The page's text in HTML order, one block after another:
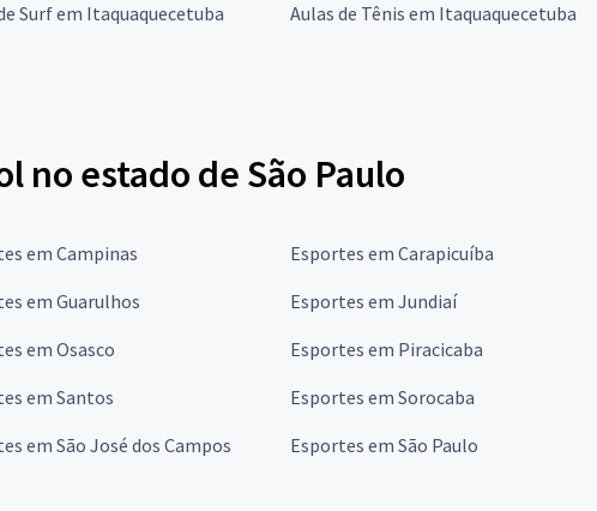
Surf em Itaquaquecetuba Aulas de Tênis em Itaquaquecetuba
no estado de São Paulo
em Campinas Esportes em Carapicuíba
em Guarulhos Esportes em Jundiaí
em Osasco Esportes em Piracicaba
em Santos Esportes em Sorocaba
em São José dos Campos Esportes em São Paulo